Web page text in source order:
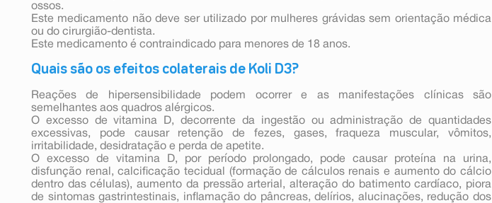
ossos.
Este medicamento não deve ser utilizado por mulheres grávidas sem orientação médica
ou do cirurgião-dentista.
Este medicamento é contraindicado para menores de 18 anos.
Quais são os efeitos colaterais de Koli D3?
Reações de hipersensibilidade podem ocorrer e as manifestações clínicas são
semelhantes aos quadros alérgicos.
O excesso de vitamina D, decorrente da ingestão ou administração de quantidades
excessivas, pode causar retenção de fezes, gases, fraqueza muscular, vômitos,
irritabilidade, desidratação e perda de apetite.
O excesso de vitamina D, por período prolongado, pode causar proteína na urina,
disfunção renal, calcificação tecidual (formação de cálculos renais e aumento do cálcio
dentro das células), aumento da pressão arterial, alteração do batimento cardíaco, piora
de sintomas gastrintestinais, inflamação do pâncreas, delírios, alucinações, redução dos